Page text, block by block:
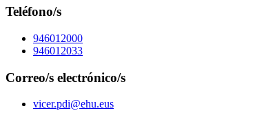
Teléfono/s
946012000
946012033
Correo/s electrónico/s
vicer.pdi@ehu.eus